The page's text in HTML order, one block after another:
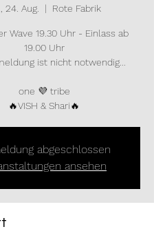
24. Aug.
  |
Rote Fabrik
Wave 19.30 Uhr - Einlass ab
19.00 Uhr
ist nicht notwendig...
one 💜 tribe
🔥VISH & Shari🔥
abgeschlossen
ansehen